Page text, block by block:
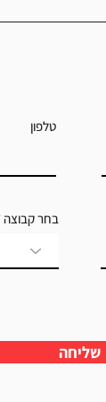
טלפון
בחר קבוצה
שליחה